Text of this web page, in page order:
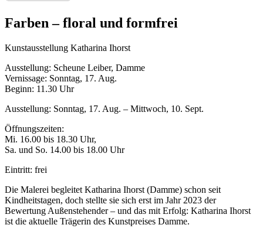
Farben – floral und formfrei
Kunstausstellung Katharina Ihorst
Ausstellung: Scheune Leiber, Damme
Vernissage: Sonntag, 17. Aug.
Beginn: 11.30 Uhr
Ausstellung: Sonntag, 17. Aug. – Mittwoch, 10. Sept.
Öffnungszeiten:
Mi. 16.00 bis 18.30 Uhr,
Sa. und So. 14.00 bis 18.00 Uhr
Eintritt: frei
Die Malerei begleitet Katharina Ihorst (Damme) schon seit
Kindheitstagen, doch stellte sie sich erst im Jahr 2023 der
Bewertung Außenstehender – und das mit Erfolg: Katharina Ihorst
ist die aktuelle Trägerin des Kunstpreises Damme.